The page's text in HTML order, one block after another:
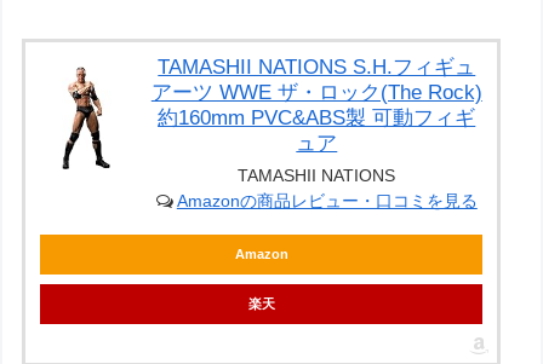
TAMASHII NATIONS S.H.フィギュ
アーツ WWE ザ・ロック(The Rock)
約160mm PVC&ABS製 可動フィギ
ュア
TAMASHII NATIONS
Amazonの商品レビュー・口コミを見る
Amazon
楽天